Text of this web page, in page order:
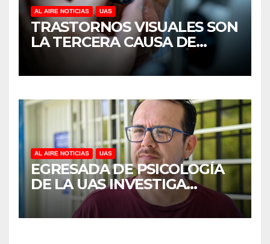
AL AIRE NOTICIAS UAS
TRASTORNOS VISUALES SON
LA TERCERA CAUSA DE
DISCAPACIDAD EN MÉXICO,
REVELA ESTUDIO DEL
AL AIRE NOTICIAS UAS
EGRESADA DE PSICOLOGÍA
DE LA UAS INVESTIGA
DUELO ANTICIPADO Y
SOBRECARGA EN